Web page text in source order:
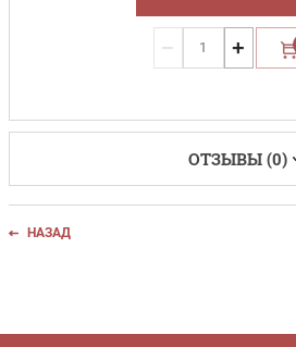
− +
ОТЗЫВЫ (0)
НАЗАД